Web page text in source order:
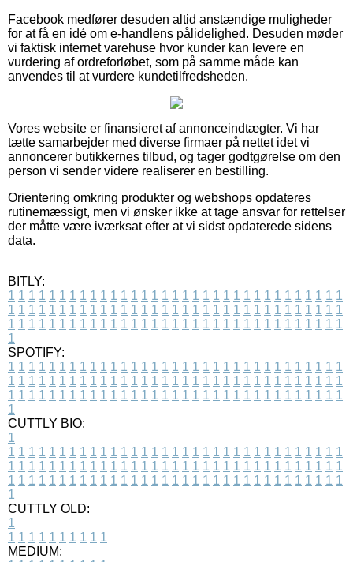
Facebook medfører desuden altid anstændige muligheder
for at få en idé om e-handlens pålidelighed. Desuden møder
vi faktisk internet varehuse hvor kunder kan levere en
vurdering af ordreforløbet, som på samme måde kan
anvendes til at vurdere kundetilfredsheden.
Vores website er finansieret af annonceindtægter. Vi har
tætte samarbejder med diverse firmaer på nettet idet vi
annoncerer butikkernes tilbud, og tager godtgørelse om den
person vi sender videre realiserer en bestilling.
Orientering omkring produkter og webshops opdateres
rutinemæssigt, men vi ønsker ikke at tage ansvar for rettelser
der måtte være iværksat efter at vi sidst opdaterede sidens
data.
BITLY:
1 1 1 1 1 1 1 1 1 1 1 1 1 1 1 1 1 1 1 1 1 1 1 1 1 1 1 1 1 1 1 1 1
1 1 1 1 1 1 1 1 1 1 1 1 1 1 1 1 1 1 1 1 1 1 1 1 1 1 1 1 1 1 1 1 1
1 1 1 1 1 1 1 1 1 1 1 1 1 1 1 1 1 1 1 1 1 1 1 1 1 1 1 1 1 1 1 1 1
1
SPOTIFY:
1 1 1 1 1 1 1 1 1 1 1 1 1 1 1 1 1 1 1 1 1 1 1 1 1 1 1 1 1 1 1 1 1
1 1 1 1 1 1 1 1 1 1 1 1 1 1 1 1 1 1 1 1 1 1 1 1 1 1 1 1 1 1 1 1 1
1 1 1 1 1 1 1 1 1 1 1 1 1 1 1 1 1 1 1 1 1 1 1 1 1 1 1 1 1 1 1 1 1
1
CUTTLY BIO:
1
1 1 1 1 1 1 1 1 1 1 1 1 1 1 1 1 1 1 1 1 1 1 1 1 1 1 1 1 1 1 1 1 1
1 1 1 1 1 1 1 1 1 1 1 1 1 1 1 1 1 1 1 1 1 1 1 1 1 1 1 1 1 1 1 1 1
1 1 1 1 1 1 1 1 1 1 1 1 1 1 1 1 1 1 1 1 1 1 1 1 1 1 1 1 1 1 1 1 1
1
CUTTLY OLD:
1
1 1 1 1 1 1 1 1 1 1
MEDIUM: